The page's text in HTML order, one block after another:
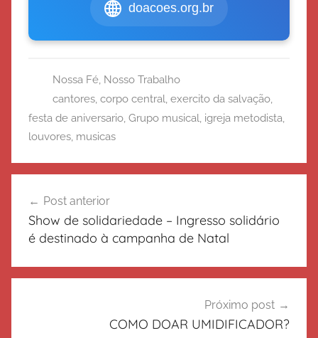
doacoes.org.br
Nossa Fé, Nosso Trabalho
cantores, corpo central, exercito da salvação,
festa de aniversario, Grupo musical, igreja metodista,
louvores, musicas
de
Post
Post anterior
Show de solidariedade – Ingresso solidário
é destinado à campanha de Natal
Próximo post
COMO DOAR UMIDIFICADOR?